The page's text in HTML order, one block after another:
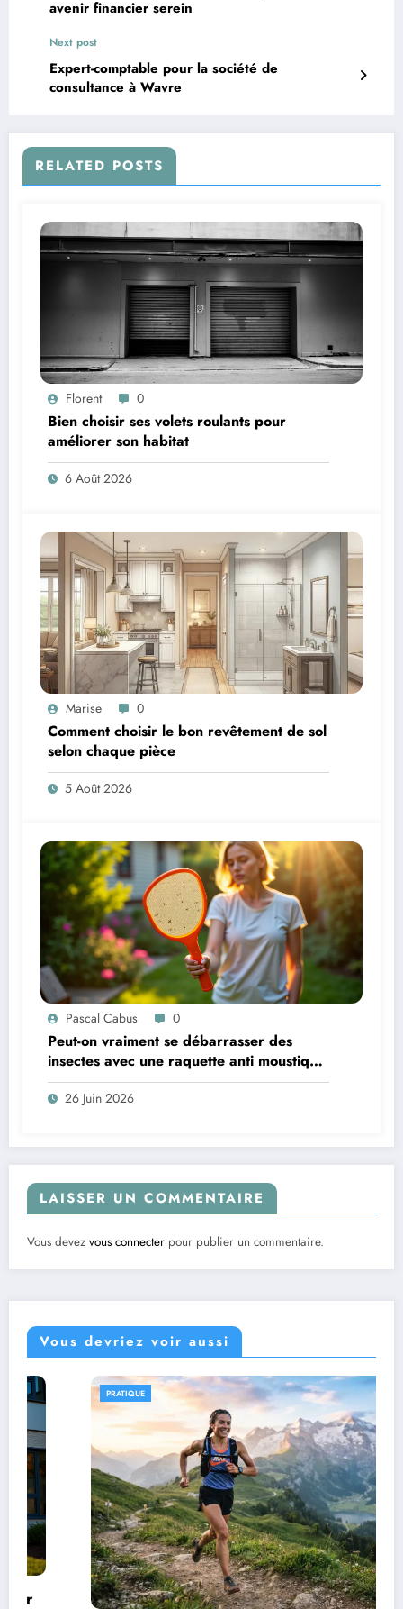
avenir financier serein
Next post
Expert-comptable pour la société de
consultance à Wavre
RELATED POSTS
Florent 0
Bien choisir ses volets roulants pour
améliorer son habitat
6 Août 2026
Marise 0
Comment choisir le bon revêtement de sol
selon chaque pièce
5 Août 2026
Pascal Cabus 0
Peut-on vraiment se débarrasser des
insectes avec une raquette anti moustique
?
26 Juin 2026
LAISSER UN COMMENTAIRE
Vous devez vous connecter pour publier un commentaire.
Vous devriez voir aussi